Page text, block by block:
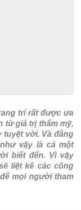
trí rất được ưa
từ giá trị thẩm mỹ,
tuyệt vời. Và đằng
vậy là cả một
biết đến. Vì vậy
liệt kê các công
mọi người tham